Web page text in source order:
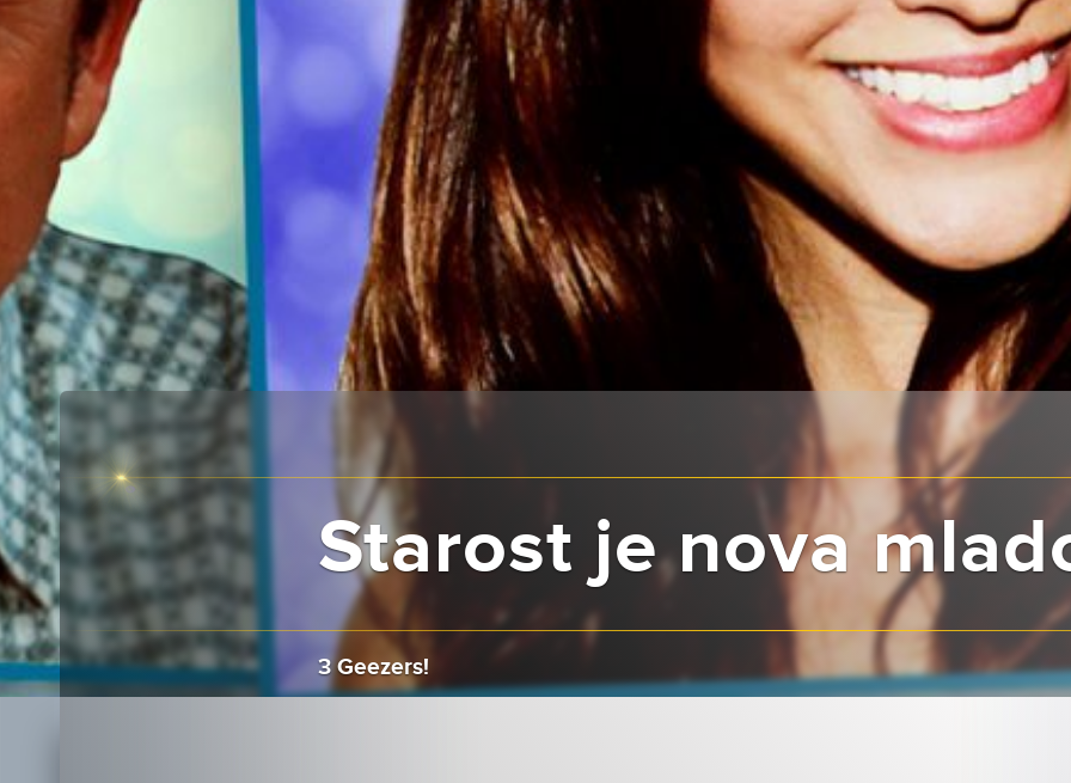
Starost je nova
3 Geezers!